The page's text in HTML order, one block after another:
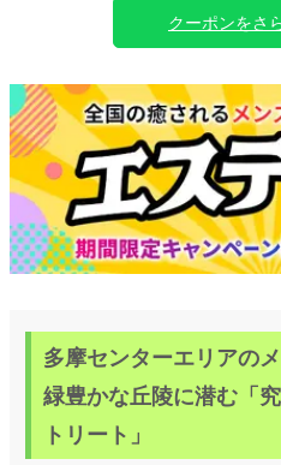
80分/14000円 ⇒
90分/16000円 ⇒
120分/22000円 ⇒
※割引併用不可
クーポンをさ
多摩センターエリアの
緑豊かな丘陵に潜む「
トリート」